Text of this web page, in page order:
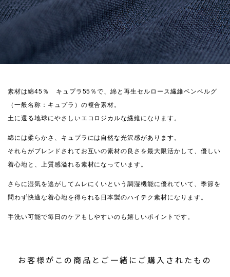
素材は綿45％ キュプラ55％で、綿と再生セルロース繊維ベンベルグ
（一般名称：キュプラ）の複合素材。
土に還る地球にやさしいエコロジカルな繊維になります。
綿には柔らかさ、キュプラには自然な光沢感があります。
それらがブレンドされてお互いの素材の良さを最大限活かして、優しい
着心地と、上質感溢れる素材になっています。
さらに湿気を逃がしてムレにくいという調湿機能に優れていて、季節を
問わず快適な着心地を得られる日本製のハイテク素材になります。
手洗い可能で毎日のケアもしやすいのも嬉しいポイントです。
お客様がこの商品とご一緒にご購入されたもの